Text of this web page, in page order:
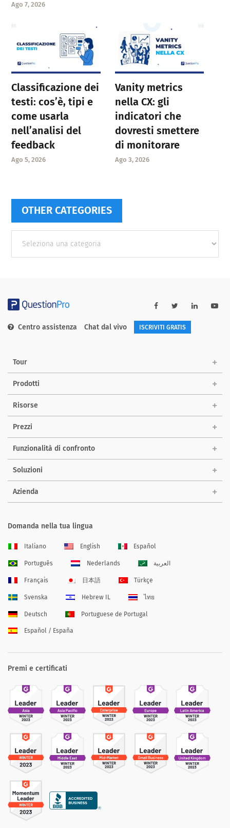
Ago 7, 2026
Classificazione dei
testi: cos’è, tipi e
come usarla
nell’analisi del
feedback
Ago 5, 2026
Vanity metrics
nella CX: gli
indicatori che
dovresti smettere
di monitorare
Ago 3, 2026
OTHER CATEGORIES
categories
Centro assistenza Chat dal vivo ISCRIVITI GRATIS
Tour
Prodotti
Risorse
Prezzi
Funzionalità di confronto
Soluzioni
Azienda
Domanda nella tua lingua
Italiano English Español
Português Nederlands العربية
Français 日本語 Türkçe
Svenska Hebrew IL ไทย
Deutsch Portuguese de Portugal
Español / España
Premi e certificati